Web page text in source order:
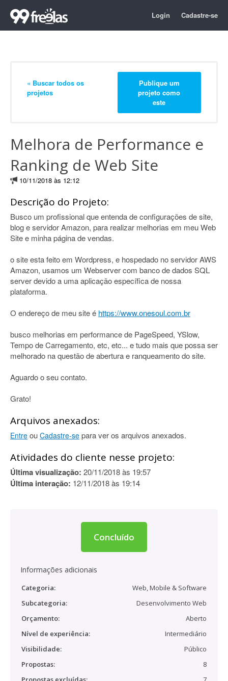
Login Cadastre-se
« Buscar todos os
projetos
Publique um
projeto como
este
Melhora de Performance e
Ranking de Web Site
10/11/2018 às 12:12
Descrição do Projeto:
Busco um profissional que entenda de configurações de site,
blog e servidor Amazon, para realizar melhorias em meu Web
Site e minha página de vendas.
o site esta feito em Wordpress, e hospedado no servidor AWS
Amazon, usamos um Webserver com banco de dados SQL
server devido a uma aplicação específica de nossa
plataforma.
O endereço de meu site é https://www.onesoul.com.br
busco melhorias em performance de PageSpeed, YSlow,
Tempo de Carregamento, etc, etc... e tudo mais que possa ser
melhorado na questão de abertura e ranqueamento do site.
Aguardo o seu contato.
Grato!
Arquivos anexados:
Entre ou Cadastre-se para ver os arquivos anexados.
Atividades do cliente nesse projeto:
Última visualização: 20/11/2018 às 19:57
Última interação: 12/11/2018 às 19:14
Concluído
Informações adicionais
Categoria:
Web, Mobile & Software
Subcategoria:
Desenvolvimento Web
Orçamento:
Aberto
Nível de experiência:
Intermediário
Visibilidade:
Público
Propostas:
8